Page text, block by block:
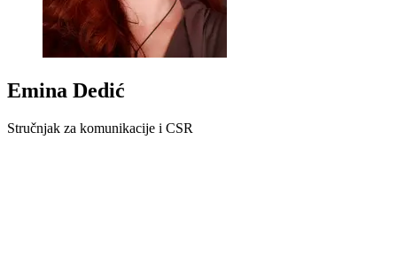
Emina Dedić
Stručnjak za komunikacije i CSR